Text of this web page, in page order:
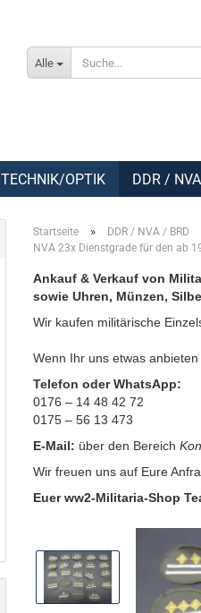
Alle
TECHNIK/OPTIK DDR /
Startseite » DDR / NVA / BRD
NVA 23x Dienstgrade für den ab
Ankauf & Verkauf von
sowie Uhren, Münzen,
Wir kaufen militärische
Wenn Ihr uns etwas
Telefon oder WhatsApp:
0176 – 14 48 42 72
0175 – 56 13 473
E-Mail: über den Bereich
Wir freuen uns auf Eure
Euer ww2-Militaria-Shop